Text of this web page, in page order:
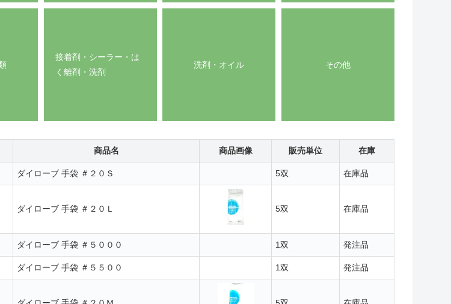
接着剤・シーラー・は
く離剤・洗剤
洗剤・オイル その他
商品名 商品画像 販売単位 在庫
ダイローブ 手袋 ＃２０Ｓ 5双 在庫品
ダイローブ 手袋 ＃２０Ｌ 5双 在庫品
ダイローブ 手袋 ＃５０００ 1双 発注品
ダイローブ 手袋 ＃５５００ 1双 発注品